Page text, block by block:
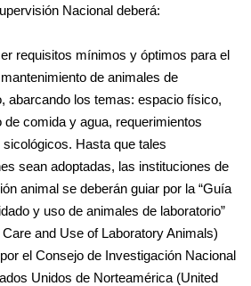
Nacional deberá:
requisitos mínimos y óptimos para el
de animales de
abarcando los temas: espacio físico,
de comida y agua, requerimientos
Hasta que tales
sean adoptadas, las instituciones de
animal se deberán guiar por la “Guía
y uso de animales de laboratorio”
and Use of Laboratory Animals)
el Consejo de Investigación Nacional
Unidos de Norteamérica (United